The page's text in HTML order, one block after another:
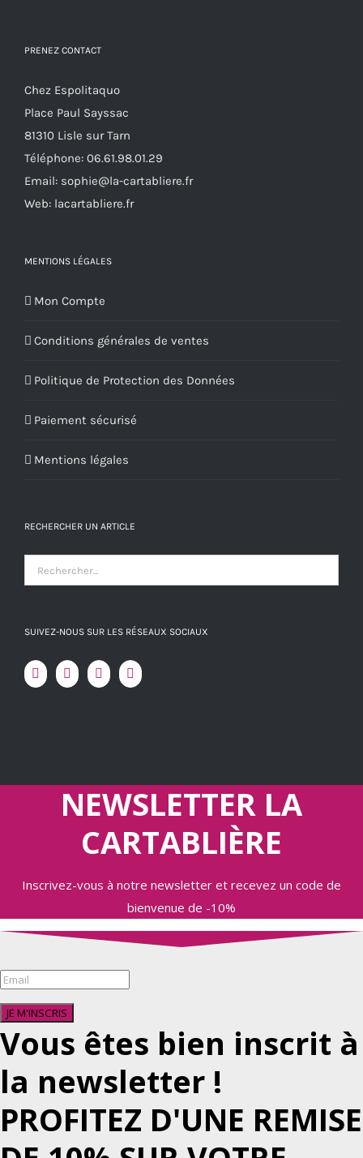
PRENEZ CONTACT
Chez Espolitaquo
Place Paul Sayssac
81310 Lisle sur Tarn
Téléphone: 06.61.98.01.29
Email: sophie@la-cartabliere.fr
Web: lacartabliere.fr
MENTIONS LÉGALES
Mon Compte
Conditions générales de ventes
Politique de Protection des Données
Paiement sécurisé
Mentions légales
RECHERCHER UN ARTICLE
SUIVEZ-NOUS SUR LES RÉSEAUX SOCIAUX
NEWSLETTER LA
CARTABLIÈRE
Inscrivez-vous à notre newsletter et recevez un code de
bienvenue de -10%
JE M'INSCRIS
Vous êtes bien inscrit à
la newsletter !
PROFITEZ D'UNE REMISE